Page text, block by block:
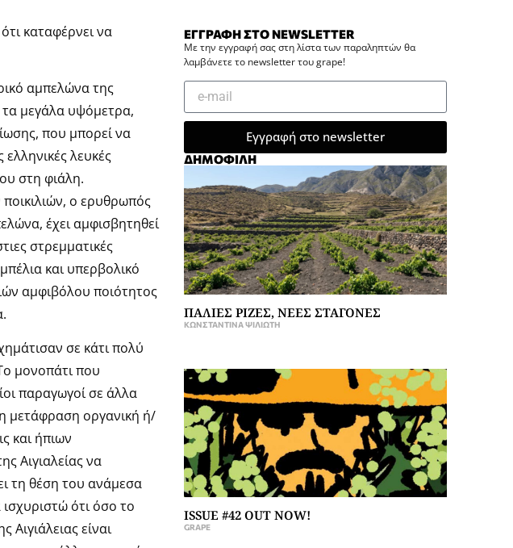
καταφέρνει να
αμπελώνα της
τα μεγάλα υψόμετρα,
που μπορεί να
λευκές
στη φιάλη.
ο ερυθρωπός
έχει αμφισβητηθεί
στρεμματικές
και υπερβολικό
αμφιβόλου ποιότητος
σε κάτι πολύ
μονοπάτι που
παραγωγοί σε άλλα
μετάφραση οργανική ή/
και ήπιων
Αιγιαλείας να
τη θέση του ανάμεσα
ότι όσο το
Αιγιάλειας είναι
ΕΓΓΡΑΦΗ ΣΤΟ NEWSLETTER
Με την εγγραφή σας στη λίστα των παραληπτών θα
λαμβάνετε το newsletter του grape!
Εγγραφή στο newsletter
ΔΗΜΟΦΙΛΗ
ΠΑΛΙΕΣ ΡΙΖΕΣ, ΝΕΕΣ ΣΤΑΓΟΝΕΣ
ΚΩΝΣΤΑΝΤΊΝΑ ΨΙΛΙΏΤΗ
ISSUE #42 OUT NOW!
GRAPE